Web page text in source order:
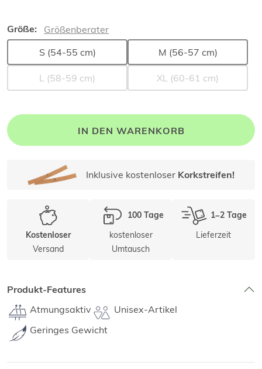
Größe:
Größenberater
S (54-55 cm)
M (56-57 cm)
L (58-59 cm) XL (60-61 cm)
IN DEN WARENKORB
Inklusive kostenloser Korkstreifen!
Kostenloser
Versand
100 Tage
kostenloser
Umtausch
1–2 Tage
Lieferzeit
Produkt-Features
Atmungsaktiv
Unisex-Artikel
Geringes Gewicht